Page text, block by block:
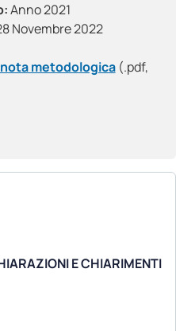
Anno 2021
Novembre 2022
metodologica (.pdf,
E CHIARIMENTI